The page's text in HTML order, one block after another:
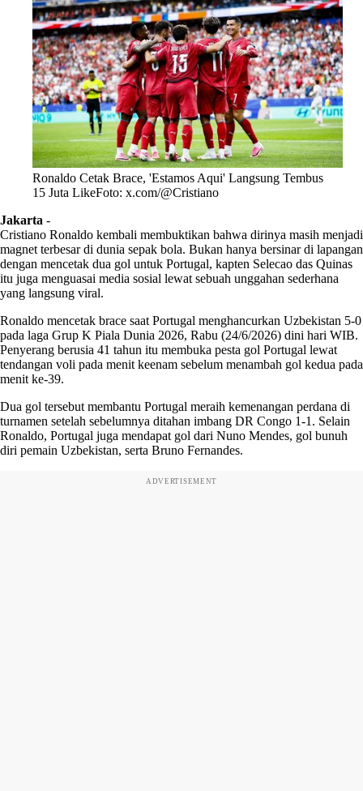
Ronaldo Cetak Brace, 'Estamos Aqui' Langsung Tembus
15 Juta LikeFoto: x.com/@Cristiano
Jakarta -
Cristiano Ronaldo kembali membuktikan bahwa dirinya masih menjadi
magnet terbesar di dunia sepak bola. Bukan hanya bersinar di lapangan
dengan mencetak dua gol untuk Portugal, kapten Selecao das Quinas
itu juga menguasai media sosial lewat sebuah unggahan sederhana
yang langsung viral.
Ronaldo mencetak brace saat Portugal menghancurkan Uzbekistan 5-0
pada laga Grup K Piala Dunia 2026, Rabu (24/6/2026) dini hari WIB.
Penyerang berusia 41 tahun itu membuka pesta gol Portugal lewat
tendangan voli pada menit keenam sebelum menambah gol kedua pada
menit ke-39.
Dua gol tersebut membantu Portugal meraih kemenangan perdana di
turnamen setelah sebelumnya ditahan imbang DR Congo 1-1. Selain
Ronaldo, Portugal juga mendapat gol dari Nuno Mendes, gol bunuh
diri pemain Uzbekistan, serta Bruno Fernandes.
ADVERTISEMENT